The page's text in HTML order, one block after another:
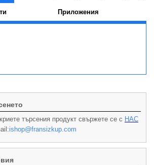
Приложения
търсения продукт свържете се с НАС
ishop@fransizkup.com